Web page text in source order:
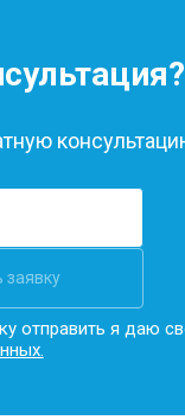
заявку
отправить я даю